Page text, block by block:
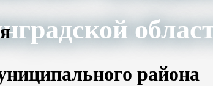
района